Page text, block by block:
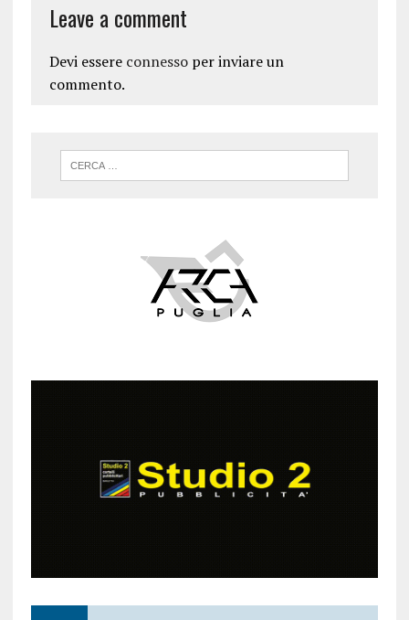
Leave a comment
Devi essere connessoper inviare un
commento.